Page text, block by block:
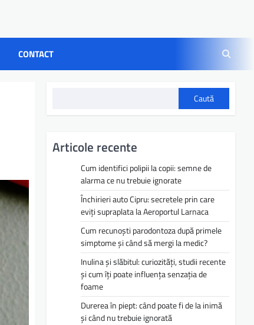
CONTACT
Caută
Articole recente
Cum identifici polipii la copii: semne de
alarma ce nu trebuie ignorate
Închirieri auto Cipru: secretele prin care
eviți supraplata la Aeroportul Larnaca
Cum recunoști parodontoza după primele
simptome și când să mergi la medic?
Inulina și slăbitul: curiozități, studii recente
și cum îți poate influența senzația de
foame
Durerea în piept: când poate fi de la inimă
și când nu trebuie ignorată